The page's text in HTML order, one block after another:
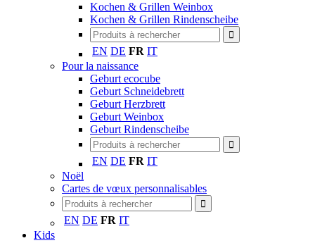
Kochen & Grillen Weinbox
Kochen & Grillen Rindenscheibe
EN DE FR IT
Pour la naissance
Geburt ecocube
Geburt Schneidebrett
Geburt Herzbrett
Geburt Weinbox
Geburt Rindenscheibe
EN DE FR IT
Noël
Cartes de vœux personnalisables
EN DE FR IT
Kids